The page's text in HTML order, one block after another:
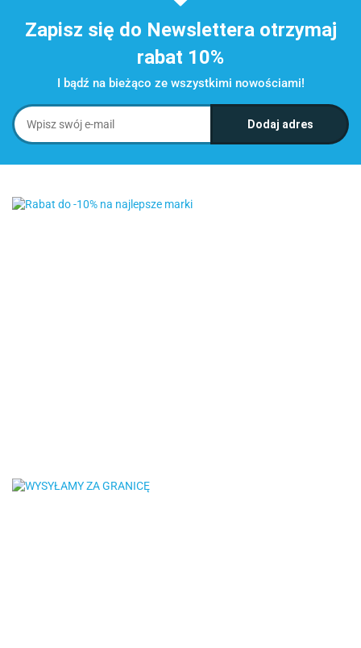
Zapisz się do Newslettera otrzymaj
rabat 10%
I bądź na bieżąco ze wszystkimi nowościami!